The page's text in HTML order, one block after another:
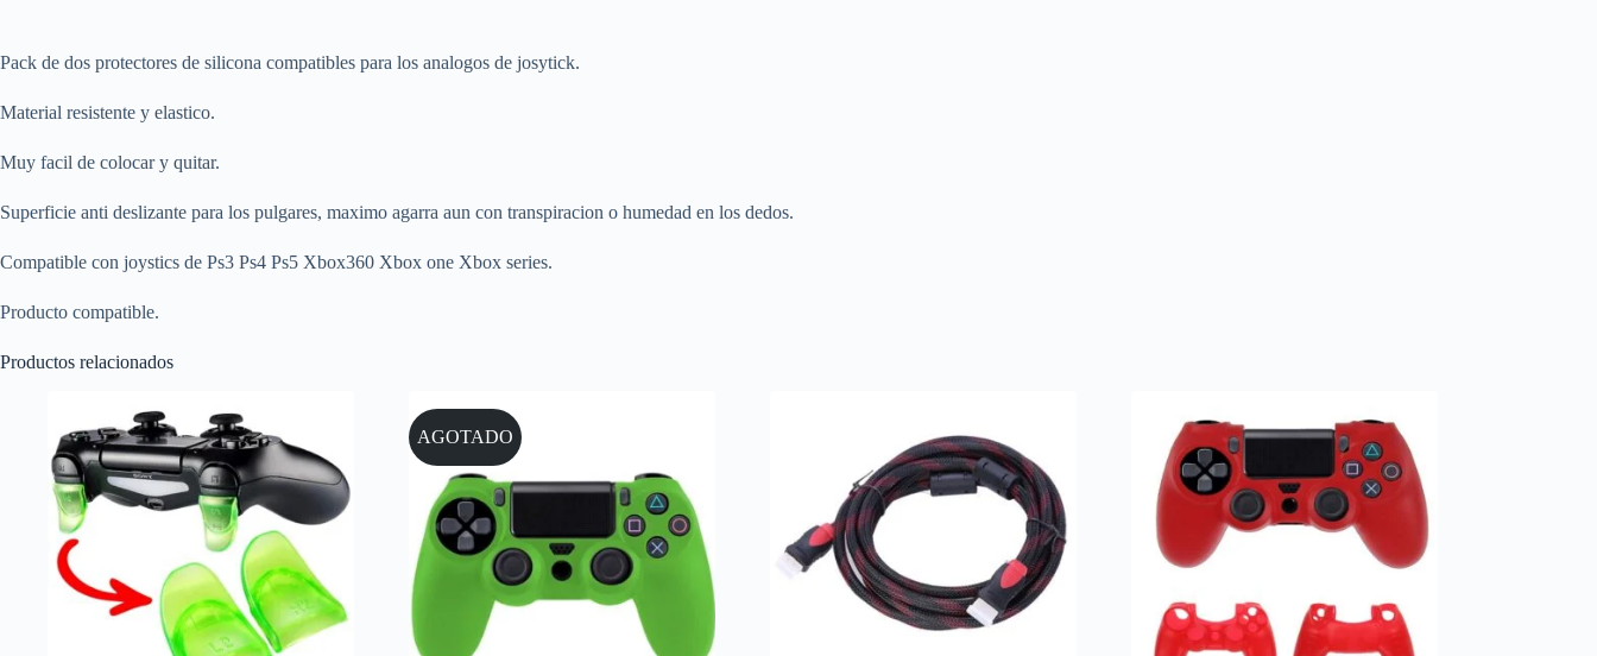
Pack de dos protectores de silicona compatibles para los analogos de josytick.
Material resistente y elastico.
Muy facil de colocar y quitar.
Superficie anti deslizante para los pulgares, maximo agarra aun con transpiracion o humedad en los dedos.
Compatible con joystics de Ps3 Ps4 Ps5 Xbox360 Xbox one Xbox series.
Producto compatible.
Productos relacionados
AGOTADO